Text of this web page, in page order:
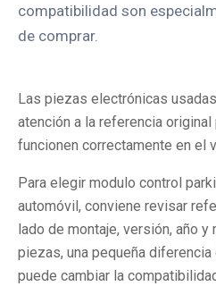
compatibilidad son
de comprar.
Las piezas electrónicas
atención a la referencia original
funcionen correctamente en el
Para elegir modulo control
automóvil, conviene revisar
lado de montaje, versión, año y
piezas, una pequeña
puede cambiar la